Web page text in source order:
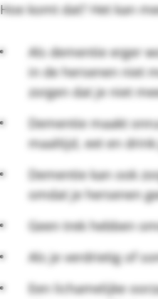
Hoe komt dat? Het kan
Als dementie erger
in de hersenen niet
zorgen dat je niet
Dementie maakt
maaltijd, eet en
Dementie kan ook
omdat je hersenen
Geen trek hebben
Als je verdrietig of
Een lichamelijke